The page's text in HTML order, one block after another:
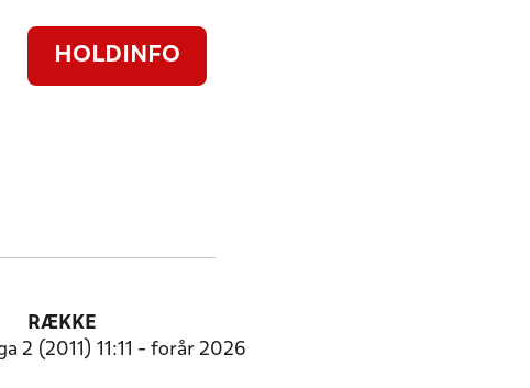
HOLDINFO
RÆKKE
2 (2011) 11:11 - forår 2026